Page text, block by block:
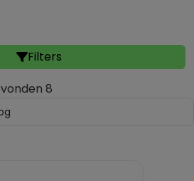
Filters
8